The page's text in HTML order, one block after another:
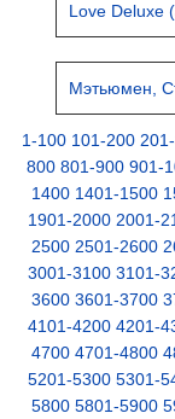
Love Deluxe
Мэтьюмен,
1-100 101-200
800 801-900 901-
1400 1401-1500
1901-2000 2001-
2500 2501-2600
3001-3100 3101-
3600 3601-3700
4101-4200 4201-
4700 4701-4800
5201-5300 5301-
5800 5801-5900